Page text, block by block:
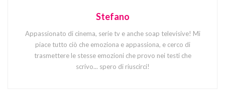
Stefano
Appassionato di cinema, serie tv e anche soap televisive! Mi
piace tutto ciò che emoziona e appassiona, e cerco di
trasmettere le stesse emozioni che provo nei testi che
scrivo... spero di riuscirci!